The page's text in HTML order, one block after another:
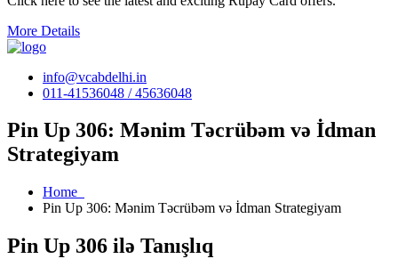
More Details
info@vcabdelhi.in
011-41536048 / 45636048
Pin Up 306: Mənim Təcrübəm və İdman
Strategiyam
Home
Pin Up 306: Mənim Təcrübəm və İdman Strategiyam
Pin Up 306 ilə Tanışlıq